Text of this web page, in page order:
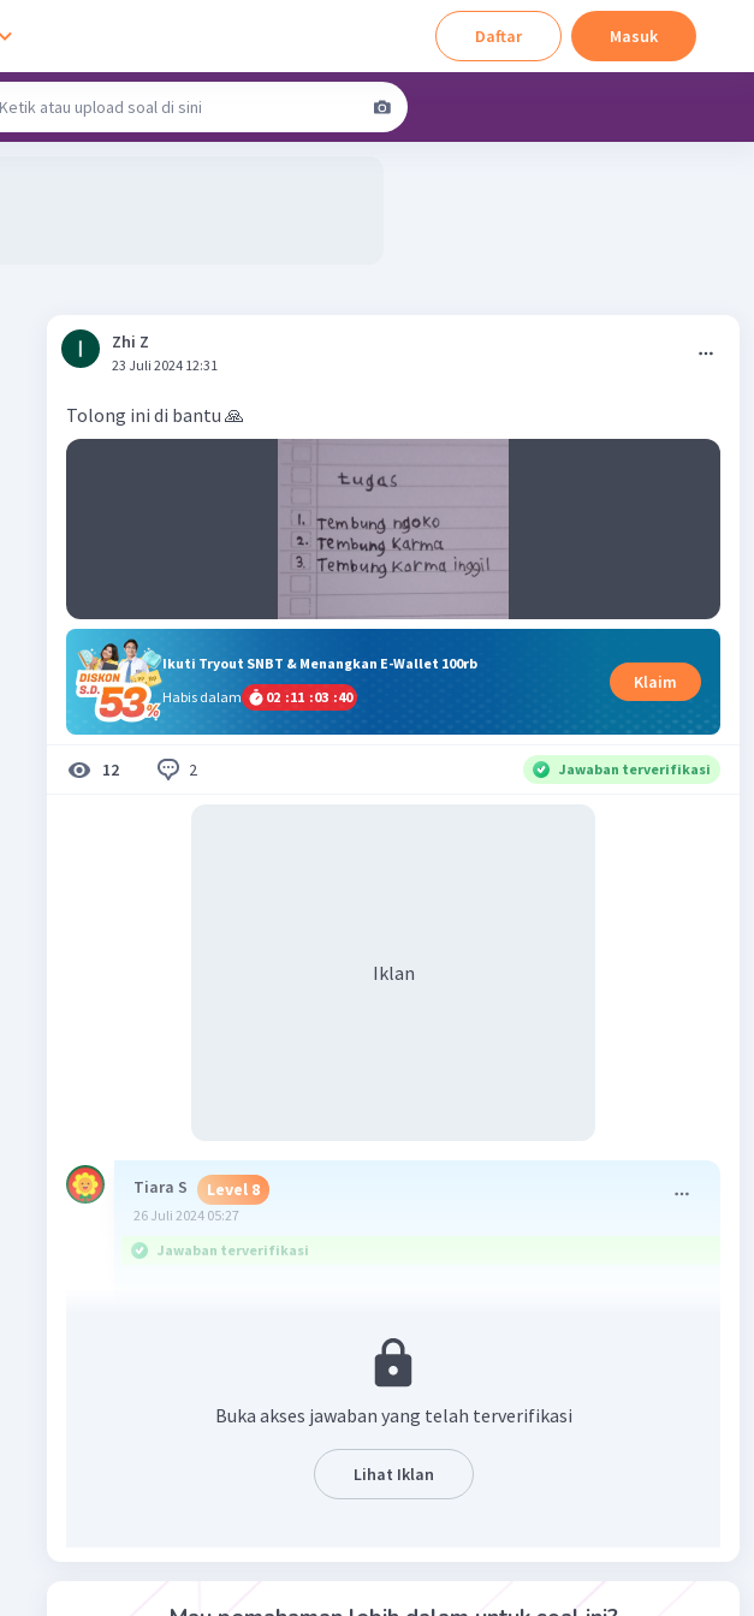
Daftar Masuk
Zhi Z
23 Juli 2024 12:31
Tolong ini di bantu 🙏
Ikuti Tryout SNBT & Menangkan E-Wallet 100rb
Habis dalam
02 :11 :03 :39
Klaim
12 2 Jawaban terverifikasi
Iklan
Tiara S Level 8
26 Juli 2024 05:27
Jawaban terverifikasi
Krama:
• Panjenengan sare ing griya.
Buka akses jawaban yang telah terverifikasi
Lihat Iklan